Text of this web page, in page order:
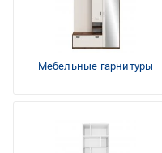
Мебельные гарнитуры